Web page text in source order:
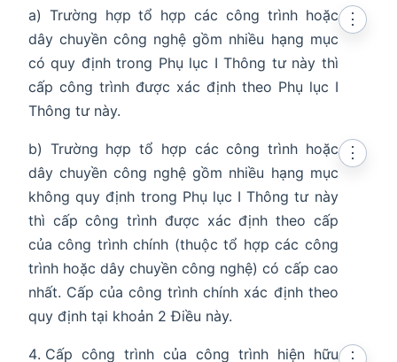
a) Trường hợp tổ hợp các công trình hoặc
dây chuyền công nghệ gồm nhiều hạng mục
có quy định trong Phụ lục I Thông tư này thì
cấp công trình được xác định theo Phụ lục I
Thông tư này.
⋮
b) Trường hợp tổ hợp các công trình hoặc
dây chuyền công nghệ gồm nhiều hạng mục
không quy định trong Phụ lục I Thông tư này
thì cấp công trình được xác định theo cấp
của công trình chính (thuộc tổ hợp các công
trình hoặc dây chuyền công nghệ) có cấp cao
nhất. Cấp của công trình chính xác định theo
quy định tại khoản 2 Điều này.
⋮
Cấp công trình của công trình hiện hữu
⋮